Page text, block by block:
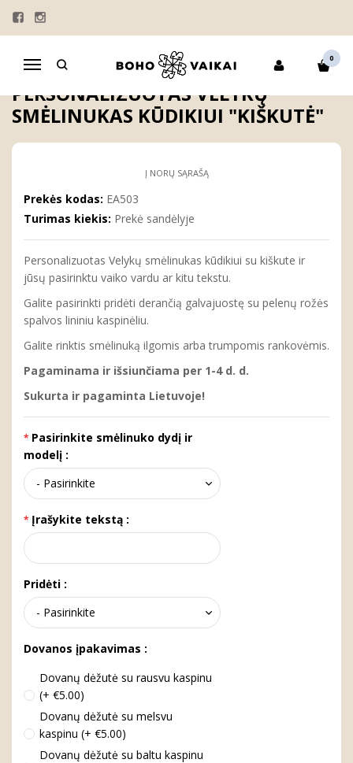
Navigacija
0
Pagrindinis
MAMOS DIENOS SMĖLINUKAI
Personalizuotas Velykų smėlinukas kūdikiui "Kiškutė"
PERSONALIZUOTAS VELYKŲ
SMĖLINUKAS KŪDIKIUI "KIŠKUTĖ"
Į NORŲ SĄRAŠĄ
Prekės kodas: EA503
Turimas kiekis: Prekė sandėlyje
Personalizuotas Velykų smėlinukas kūdikiui su kiškute ir
jūsų pasirinktu vaiko vardu ar kitu tekstu.
Galite pasirinkti pridėti derančią galvajuostę su pelenų rožės
spalvos lininiu kaspinėliu.
Galite rinktis smėlinuką ilgomis arba trumpomis rankovėmis.
Pagaminama ir išsiunčiama per 1-4 d. d.
Sukurta ir pagaminta Lietuvoje!
Pasirinkite smėlinuko dydį ir
modelį :
Įrašykite tekstą :
Pridėti :
Dovanos įpakavimas :
Dovanų dėžutė su rausvu kaspinu
(+ €5.00)
Dovanų dėžutė su melsvu
kaspinu (+ €5.00)
Dovanų dėžutė su baltu kaspinu